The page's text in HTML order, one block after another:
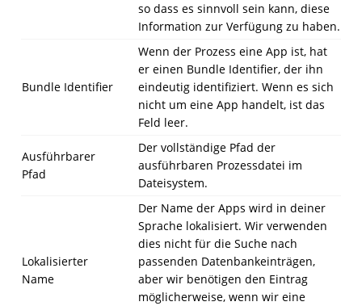
so dass es sinnvoll sein kann, diese
Information zur Verfügung zu haben.
Bundle Identifier
Wenn der Prozess eine App ist, hat
er einen Bundle Identifier, der ihn
eindeutig identifiziert. Wenn es sich
nicht um eine App handelt, ist das
Feld leer.
Ausführbarer
Pfad
Der vollständige Pfad der
ausführbaren Prozessdatei im
Dateisystem.
Lokalisierter
Name
Der Name der Apps wird in deiner
Sprache lokalisiert. Wir verwenden
dies nicht für die Suche nach
passenden Datenbankeinträgen,
aber wir benötigen den Eintrag
möglicherweise, wenn wir eine